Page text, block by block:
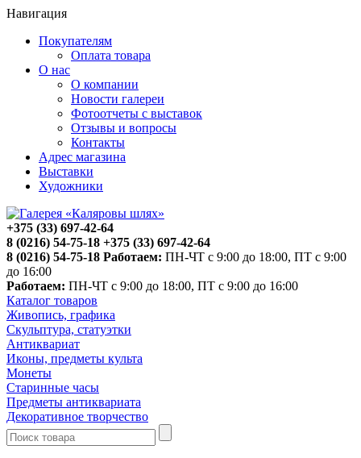
Навигация
Покупателям
Оплата товара
О нас
О компании
Новости галереи
Фотоотчеты с выставок
Отзывы и вопросы
Контакты
Адрес магазина
Выставки
Художники
+375 (33) 697-42-64
8 (0216) 54-75-18 +375 (33) 697-42-64
8 (0216) 54-75-18 Работаем: ПН-ЧТ с 9:00 до 18:00, ПТ с 9:00
до 16:00
Работаем: ПН-ЧТ с 9:00 до 18:00, ПТ с 9:00 до 16:00
Каталог товаров
Живопись, графика
Скульптура, статуэтки
Антиквариат
Иконы, предметы культа
Монеты
Старинные часы
Предметы антиквариата
Декоративное творчество